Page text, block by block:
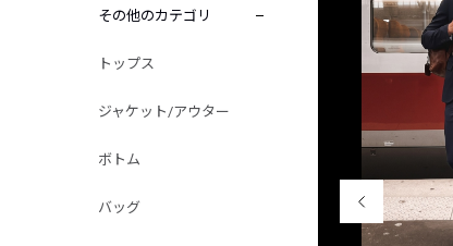
その他のカテゴリ
トップス
ジャケット/アウター
ボトム
バッグ